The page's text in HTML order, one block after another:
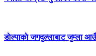
डाेल्पाकाे जगदुल्लाबाट जुम्ला